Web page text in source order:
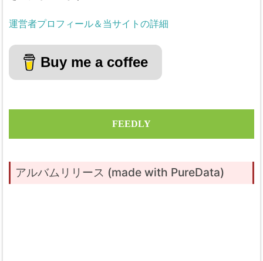
運営者プロフィール＆当サイトの詳細
Buy me a coffee
FEEDLY
アルバムリリース (made with PureData)